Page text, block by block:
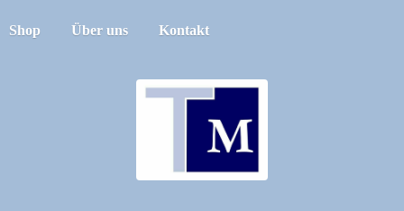
Shop Über uns Kontakt